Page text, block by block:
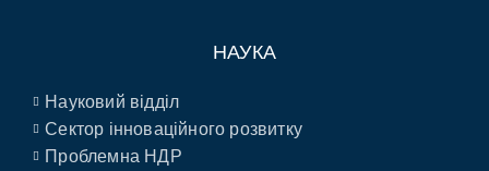
НАУКА
Науковий відділ
Сектор інноваційного розвитку
Проблемна НДР